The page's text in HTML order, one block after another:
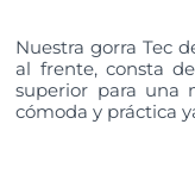
Nuestra gorra Tec
al frente, consta
superior para una
cómoda y práctica